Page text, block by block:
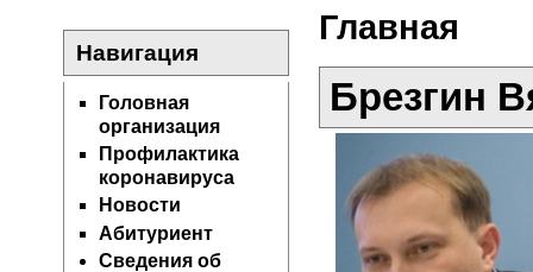
Навигация
Головная
организация
Профилактика
коронавируса
Новости
Абитуриент
Сведения об
Главная
Брезгин